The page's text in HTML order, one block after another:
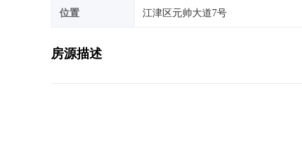
位置 江津区元帅大道7号
房源描述